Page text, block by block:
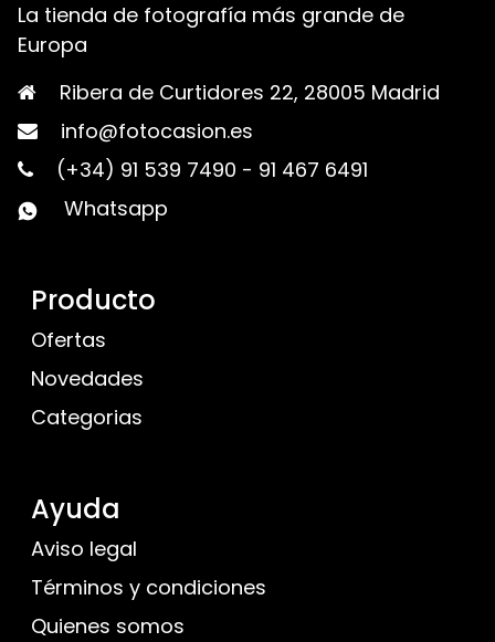
La tienda de fotografía más grande de
Europa
Ribera de Curtidores 22, 28005 Madrid
info@fotocasion.es
(+34) 91 539 7490 - 91 467 6491
Whatsapp
Producto
Ofertas
Novedades
Categorias
Ayuda
Aviso legal
Términos y condiciones
Quienes somos